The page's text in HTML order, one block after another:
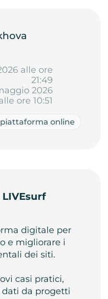
alle ore
21:49
2026
ore 10:51
piattaforma online
digitale per
e migliorare i
dei siti.
casi pratici,
dati da progetti